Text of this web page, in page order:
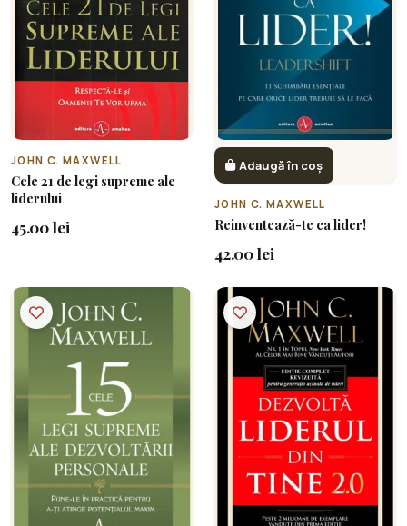
JOHN C. MAXWELL
Cele 21 de legi supreme ale
liderului
45.00 lei
Adaugă în coș
JOHN C. MAXWELL
Reinventează-te ca lider!
42.00 lei